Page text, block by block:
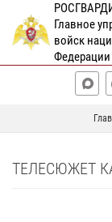
Главное
войск
ТЕЛЕСЮЖЕТ